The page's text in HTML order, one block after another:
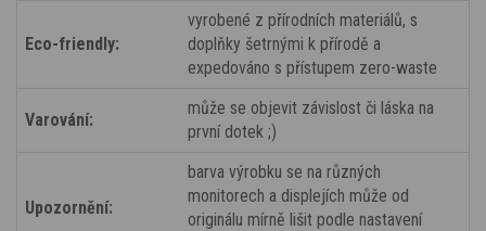
Eco-friendly:
vyrobené z přírodních materiálů, s
doplňky šetrnými k přírodě a
expedováno s přístupem zero-waste
Varování:
může se objevit závislost či láska na
první dotek ;)
Upozornění:
barva výrobku se na různých
monitorech a displejích může od
originálu mírně lišit podle nastavení